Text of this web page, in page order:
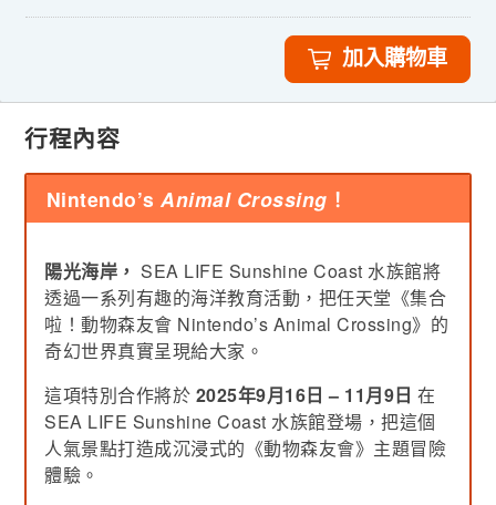
加入購物車
行程內容
Nintendo’sAnimal Crossing ！
陽光海岸， SEA LIFE Sunshine Coast 水族館將
透過一系列有趣的海洋教育活動，把任天堂《集合
啦！動物森友會 Nintendo’s Animal Crossing》的
奇幻世界真實呈現給大家。
這項特別合作將於 2025年9月16日 – 11月9日 在
SEA LIFE Sunshine Coast 水族館登場，把這個
人氣景點打造成沉浸式的《動物森友會》主題冒險
體驗。